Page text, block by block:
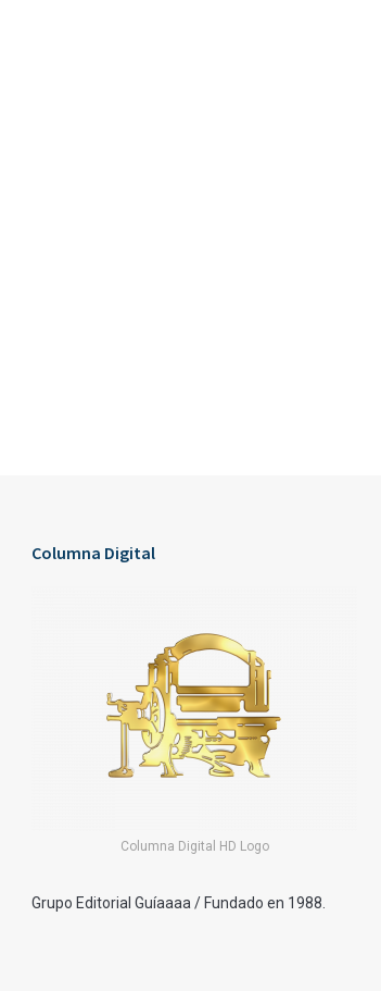
Columna Digital
Columna Digital HD Logo
Grupo Editorial Guíaaaa / Fundado en 1988.